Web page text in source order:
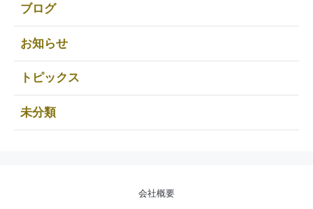
ブログ
お知らせ
トピックス
未分類
会社概要